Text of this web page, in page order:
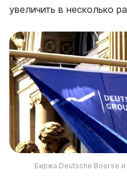
увеличить в несколько
Биржа Deutsche Boerse